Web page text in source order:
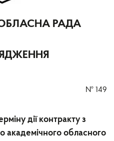
РАДА
№ 149
дії контракту з
академічного обласного